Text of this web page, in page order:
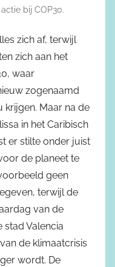
actie bij COP30.
zich af, terwijl
zich aan het
waar
zogenaamd
Maar na de
in het Caribisch
er stilte onder juist
de planeet te
geen
terwijl de
van de
Valencia
de klimaatcrisis
wordt. De